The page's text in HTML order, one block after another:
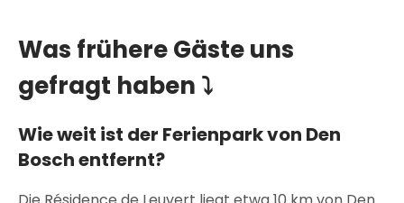
Was frühere Gäste uns
gefragt haben ⤵
Wie weit ist der Ferienpark von Den
Bosch entfernt?